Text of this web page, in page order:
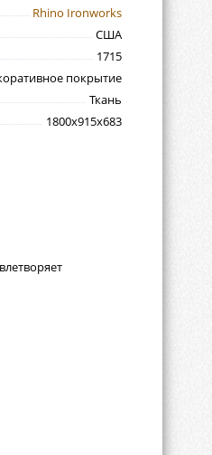
Rhino Ironworks
США
1715
покрытие
Ткань
1800х915х683